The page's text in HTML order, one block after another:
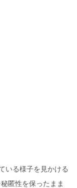
いる様子を見かける
匿性を保ったまま